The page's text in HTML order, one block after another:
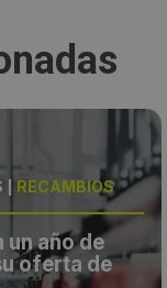
RECAMBIOS
un año de
oferta de